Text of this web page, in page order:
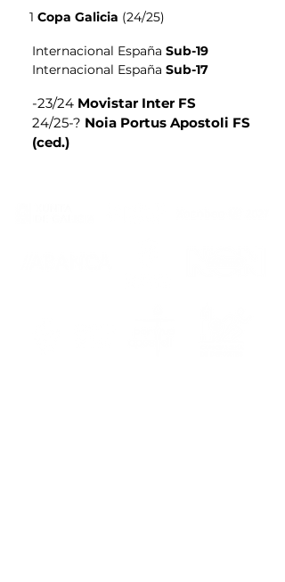
1 Copa Galicia (24/25)
Internacional España Sub-19
Internacional España Sub-17
-23/24 Movistar Inter FS
24/25-? Noia Portus Apostoli FS
(ced.)